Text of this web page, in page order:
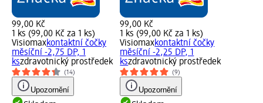
99,00 Kč
1 ks (99,00 Kč za 1 ks)
Visiomaxkontaktní čočky
měsíční -2,75 DP, 1
kszdravotnický prostředek
(14)
Upozornění
99,00 Kč
1 ks (99,00 Kč za 1 ks)
Visiomaxkontaktní čočky
měsíční -2,25 DP, 1
kszdravotnický prostředek
(9)
Upozornění